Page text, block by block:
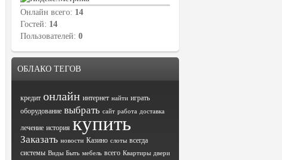
Онлайн всего: 14
Гостей: 14
Пользователей: 0
ОБЛАКО ТЕГОВ
кредит онлайн интернет найти играть
оборудование выбрать сайт работа доставка
лечение история купить
Заказать новости Казино слоты всегда
системы Виды Быть мебель всего Квартиры двери